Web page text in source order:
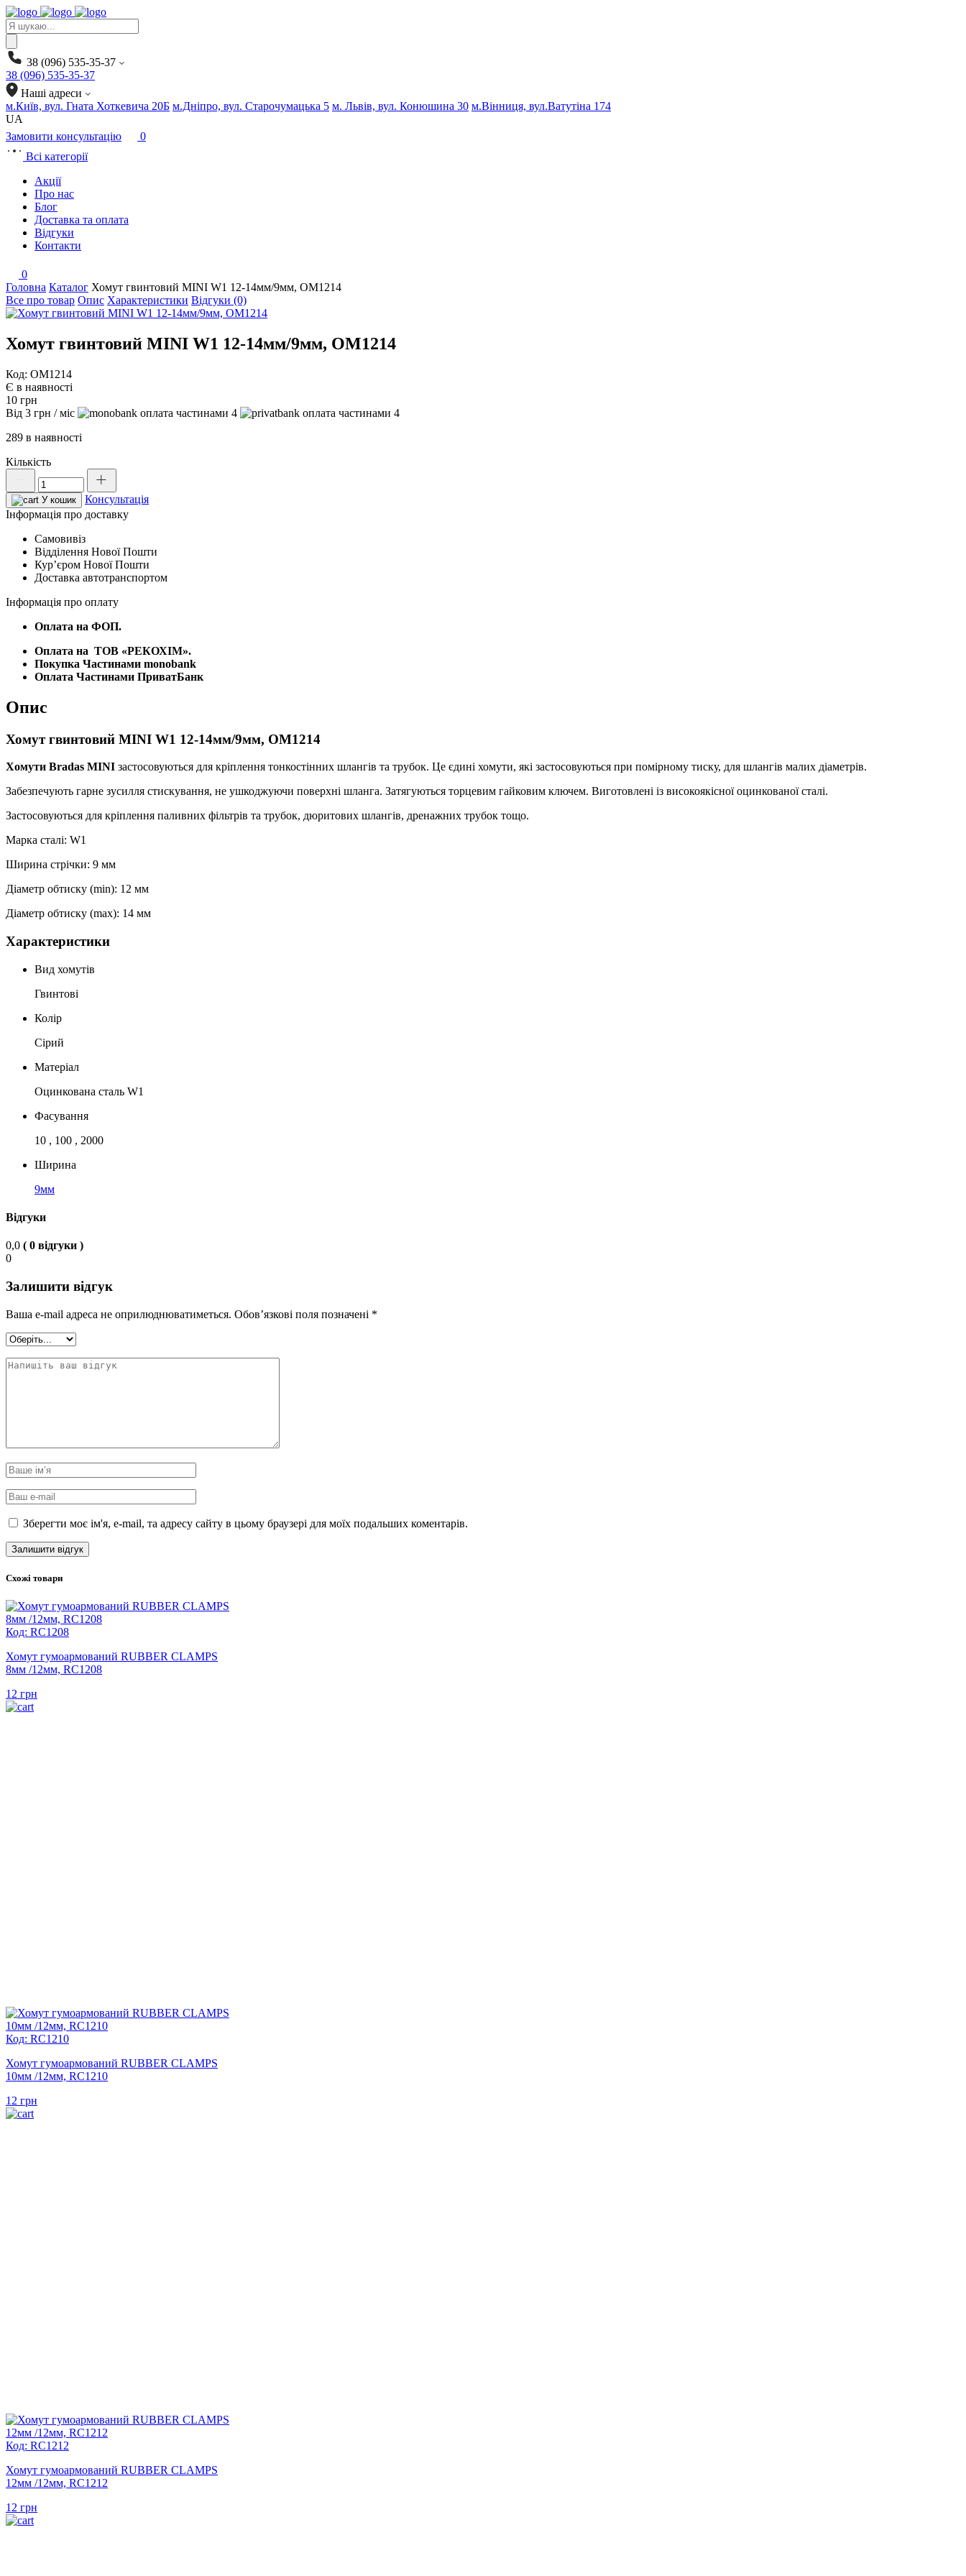
Products
search
38 (096) 535-35-37
38 (096) 535-35-37
Наші адреси
м.Київ, вул. Гната Хоткевича 20Б м.Дніпро, вул. Старочумацька 5 м. Львів, вул. Конюшина 30 м.Вінниця, вул.Ватутіна 174
UA
Замовити консультацію
0
Всі категорії
Акції
Про нас
Блог
Доставка та оплата
Відгуки
Контакти
0
Головна Каталог Хомут гвинтовий MINI W1 12-14мм/9мм, OM1214
Все про товар Опис Характеристики Відгуки (0)
Хомут гвинтовий MINI W1 12-14мм/9мм, OM1214
Код: OM1214
Є в наявності
10 грн
Від 3 грн / міс 4
4
289 в наявності
Кількість
гвинтовий
MINI
W1
14мм/9мм,
OM1214
кількість
У кошик
Консультація
Інформація про доставку
Самовивіз
Відділення Нової Пошти
Курʼєром Нової Пошти
Доставка автотранспортом
Інформація про оплату
Оплата на ФОП.
Оплата на ТОВ «РЕКОХІМ».
Покупка Частинами monobank
Оплата Частинами ПриватБанк
Опис
Хомут гвинтовий MINI W1 12-14мм/9мм, OM1214
Хомути Bradas MINI застосовуються для кріплення тонкостінних шлангів та трубок. Це єдині хомути, які застосовуються при помірному тиску, для шлангів малих діаметрів.
Забезпечують гарне зусилля стискування, не ушкоджуючи поверхні шланга. Затягуються торцевим гайковим ключем. Виготовлені із високоякісної оцинкованої сталі.
Застосовуються для кріплення паливних фільтрів та трубок, дюритових шлангів, дренажних трубок тощо.
Марка сталі: W1
Ширина стрічки: 9 мм
Діаметр обтиску (min): 12 мм
Діаметр обтиску (max): 14 мм
Характеристики
Вид хомутів
Гвинтові
Колір
Сірий
Матеріал
Оцинкована сталь W1
Фасування
10 , 100 , 2000
Ширина
9мм
Відгуки
0,0 ( 0 відгуки )
0
Залишити відгук
Ваша e-mail адреса не оприлюднюватиметься. Обов’язкові поля позначені *
Зберегти моє ім'я, e-mail, та адресу сайту в цьому браузері для моїх подальших коментарів.
Схожі товари
Код: RC1208
Хомут гумоармований RUBBER CLAMPS
8мм /12мм, RC1208
12 грн
Код: RC1210
Хомут гумоармований RUBBER CLAMPS
10мм /12мм, RC1210
12 грн
Код: RC1212
Хомут гумоармований RUBBER CLAMPS
12мм /12мм, RC1212
12 грн